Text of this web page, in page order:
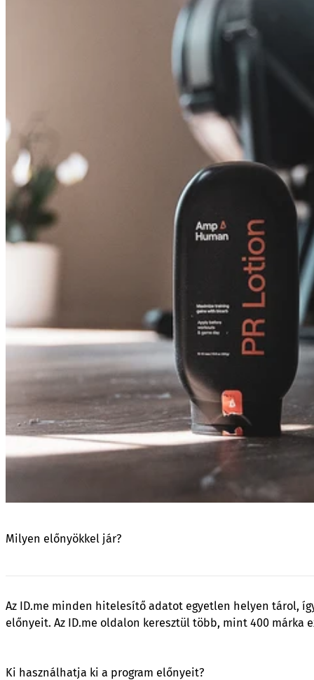
Milyen előnyökkel jár?
Az ID.me minden hitelesítő adatot egyetlen helyen tárol,
előnyeit. Az ID.me oldalon keresztül több, mint 400 márka
Ki használhatja ki a program előnyeit?